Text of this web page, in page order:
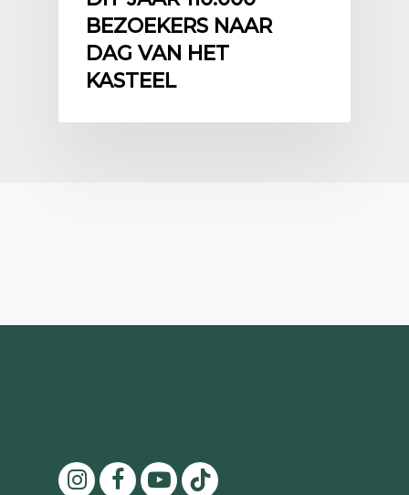
BEZOEKERS NAAR
DAG VAN HET
KASTEEL